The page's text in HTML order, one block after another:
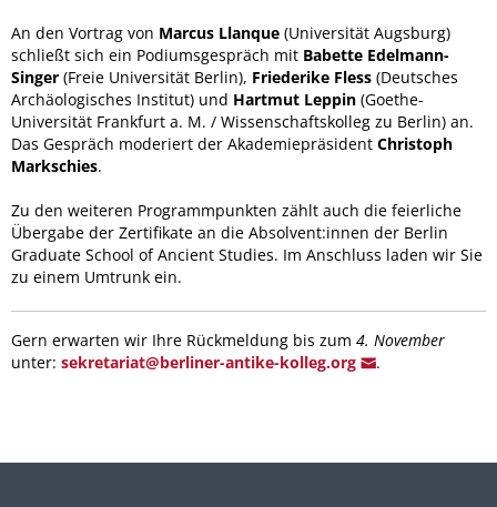
An den Vortrag von Marcus Llanque (Universität Augsburg)
schließt sich ein Podiumsgespräch mit Babette Edelmann-
Singer (Freie Universität Berlin), Friederike Fless (Deutsches
Archäologisches Institut) und Hartmut Leppin (Goethe-
Universität Frankfurt a. M. / Wissenschaftskolleg zu Berlin) an.
Das Gespräch moderiert der Akademiepräsident Christoph
Markschies.
Zu den weiteren Programmpunkten zählt auch die feierliche
Übergabe der Zertifikate an die Absolvent:innen der Berlin
Graduate School of Ancient Studies. Im Anschluss laden wir Sie
zu einem Umtrunk ein.
Gern erwarten wir Ihre Rückmeldung bis zum 4. November
unter: sekretariat@berliner-antike-kolleg.org .